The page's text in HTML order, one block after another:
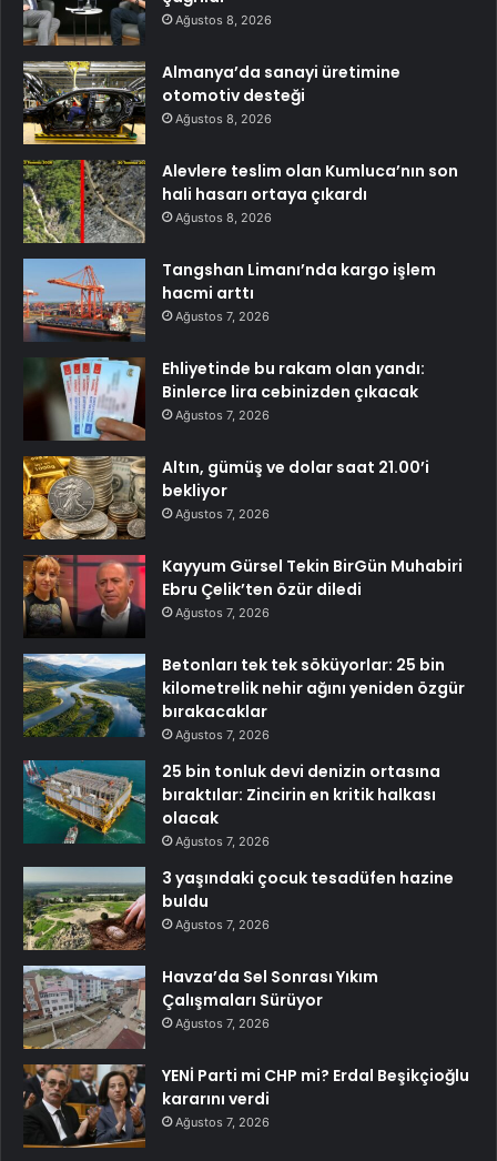
Ağustos 8, 2026
Almanya’da sanayi üretimine
otomotiv desteği
Ağustos 8, 2026
Alevlere teslim olan Kumluca’nın son
hali hasarı ortaya çıkardı
Ağustos 8, 2026
Tangshan Limanı’nda kargo işlem
hacmi arttı
Ağustos 7, 2026
Ehliyetinde bu rakam olan yandı:
Binlerce lira cebinizden çıkacak
Ağustos 7, 2026
Altın, gümüş ve dolar saat 21.00’i
bekliyor
Ağustos 7, 2026
Kayyum Gürsel Tekin BirGün Muhabiri
Ebru Çelik’ten özür diledi
Ağustos 7, 2026
Betonları tek tek söküyorlar: 25 bin
kilometrelik nehir ağını yeniden özgür
bırakacaklar
Ağustos 7, 2026
25 bin tonluk devi denizin ortasına
bıraktılar: Zincirin en kritik halkası
olacak
Ağustos 7, 2026
3 yaşındaki çocuk tesadüfen hazine
buldu
Ağustos 7, 2026
Havza’da Sel Sonrası Yıkım
Çalışmaları Sürüyor
Ağustos 7, 2026
YENİ Parti mi CHP mi? Erdal Beşikçioğlu
kararını verdi
Ağustos 7, 2026